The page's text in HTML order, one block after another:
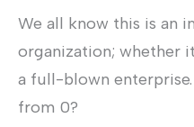
We all know this is an
organization; whether
a full-blown
from 0?